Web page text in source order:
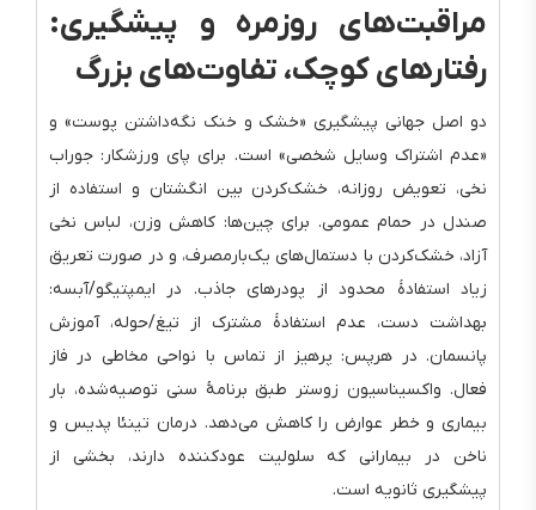
مراقبت‌های روزمره و پیشگیری:
رفتارهای کوچک، تفاوت‌های بزرگ
دو اصل جهانی پیشگیری «خشک و خنک نگه‌داشتن پوست» و
«عدم اشتراک وسایل شخصی» است. برای پای ورزشکار: جوراب
نخی، تعویض روزانه، خشک‌کردن بین انگشتان و استفاده از
صندل در حمام عمومی. برای چین‌ها: کاهش وزن، لباس نخی
آزاد، خشک‌کردن با دستمال‌های یک‌بارمصرف، و در صورت تعریق
زیاد استفادهٔ محدود از پودرهای جاذب. در ایمپتیگو/آبسه:
بهداشت دست، عدم استفادهٔ مشترک از تیغ/حوله، آموزش
پانسمان. در هرپس: پرهیز از تماس با نواحی مخاطی در فاز
فعال. واکسیناسیون زوستر طبق برنامهٔ سنی توصیه‌شده، بار
بیماری و خطر عوارض را کاهش می‌دهد. درمان تینئا پدیس و
ناخن در بیمارانی که سلولیت عودکننده دارند، بخشی از
پیشگیری ثانویه است.